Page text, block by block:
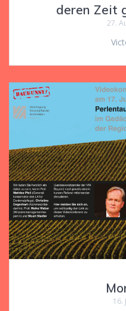
deren Zeit
27.
16.